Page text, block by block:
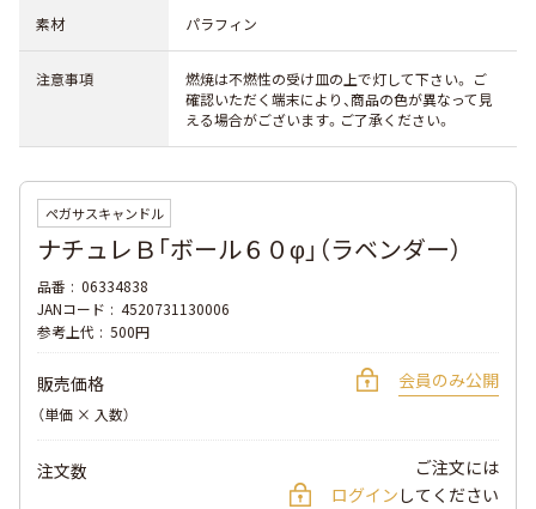
素材 パラフィン
注意事項
燃焼は不燃性の受け皿の上で灯して下さい。 ご
確認いただく端末により、商品の色が異なって見
える場合がございます。ご了承ください。
ペガサスキャンドル
ナチュレＢ「ボール６０φ」（ラベンダー）
品番
06334838
JANコード
4520731130006
参考上代
500円
販売価格
（単価 × 入数）
会員のみ公開
注文数
ご注文には
ログイン してください